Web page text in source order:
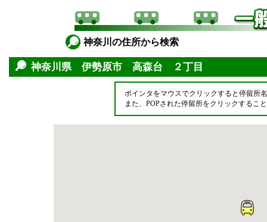
神奈川の住所から検索
神奈川県 伊勢原市 高森台 ２丁目
ポインタをマウスでクリックすると停留所
また、POPされた停留所をクリックするこ